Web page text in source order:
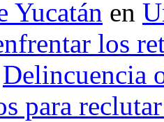
Yucatán en
los
Delincuencia
para